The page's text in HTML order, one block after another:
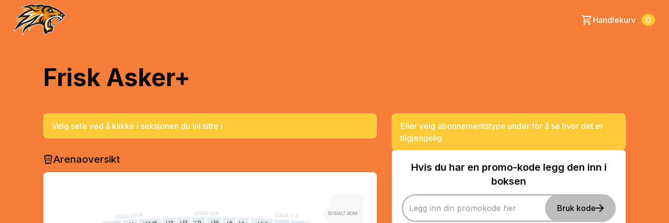
Handlekurv 0
Frisk Asker+
Velg sete ved å klikke i seksjonen du vil sitte i
Arenaoversikt
LOSJE 20-14 LOSJE 13-8 LOSJE 7-3 SOSIALT ROM
Eller velg abonnementstype under for å se hvor det er
tilgjengelig
Hvis du har en promo-kode legg den inn i
boksen
Bruk kode